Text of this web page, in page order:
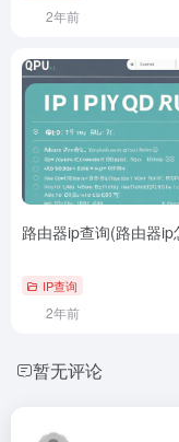
2年前
路由器ip查询(路由器ip
IP查询
2年前
暂无评论